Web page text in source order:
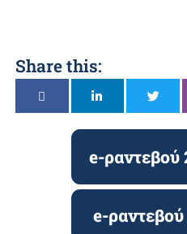
Share this:
e-ραντεβού
e-